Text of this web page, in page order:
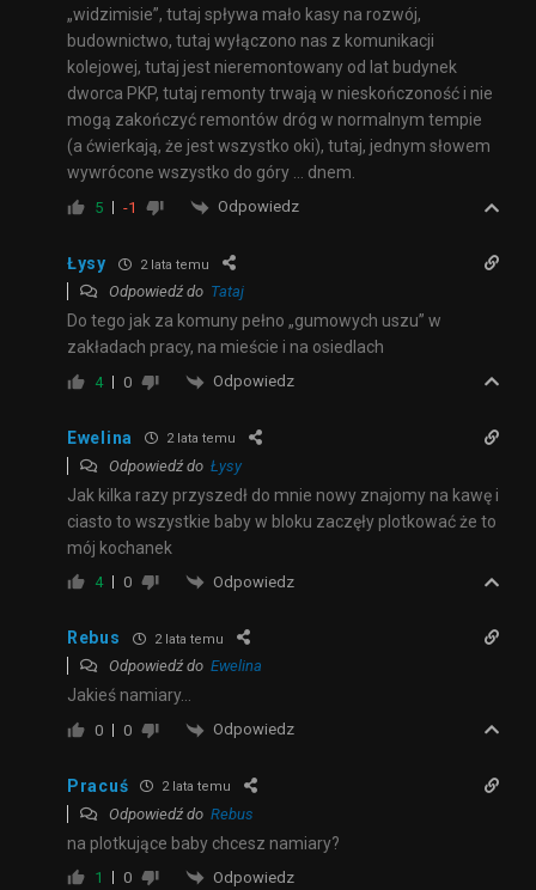
„widzimisie”, tutaj spływa mało kasy na rozwój,
budownictwo, tutaj wyłączono nas z komunikacji
kolejowej, tutaj jest nieremontowany od lat budynek
dworca PKP, tutaj remonty trwają w nieskończoność i nie
mogą zakończyć remontów dróg w normalnym tempie
(a ćwierkają, że jest wszystko oki), tutaj, jednym słowem
wywrócone wszystko do góry … dnem.
5 -1 Odpowiedz
Łysy 2 lata temu
Odpowiedź do Tataj
Do tego jak za komuny pełno „gumowych uszu” w
zakładach pracy, na mieście i na osiedlach
4 0 Odpowiedz
Ewelina 2 lata temu
Odpowiedź do Łysy
Jak kilka razy przyszedł do mnie nowy znajomy na kawę i
ciasto to wszystkie baby w bloku zaczęły plotkować że to
mój kochanek
4 0 Odpowiedz
Rebus 2 lata temu
Odpowiedź do Ewelina
Jakieś namiary…
0 0 Odpowiedz
Pracuś 2 lata temu
Odpowiedź do Rebus
na plotkujące baby chcesz namiary?
1 0 Odpowiedz